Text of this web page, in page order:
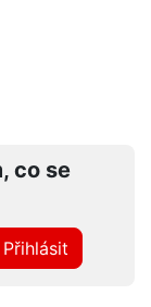
co se
Přihlásit